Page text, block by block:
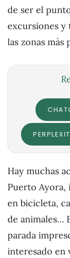
de ser el
excursiones y
las zonas más
Hay muchas
Puerto Ayora,
en bicicleta,
de animales…
parada
interesado en